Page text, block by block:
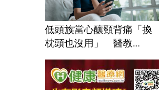
低頭族當心釀頸背痛「換
枕頭也沒用」 醫教...